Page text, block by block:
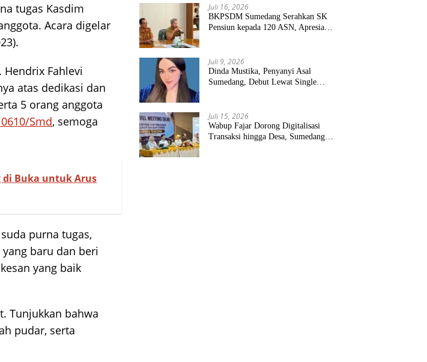
tugas Kasdim
Acara digelar
Fahlevi
atas dedikasi dan
5 orang anggota
Smd, semoga
di Buka untuk Arus
purna tugas,
baru dan beri
yang baik
Tunjukkan bahwa
pudar, serta
Juli 16, 2026
BKPSDM Sumedang Serahkan SK
Pensiun kepada 120 ASN, Apresiasi
Juli 9, 2026
Dinda Mustika, Penyanyi Asal
Sumedang, Debut Lewat Single
Juli 15, 2026
Wabup Fajar Dorong Digitalisasi
Transaksi hingga Desa, Sumedang